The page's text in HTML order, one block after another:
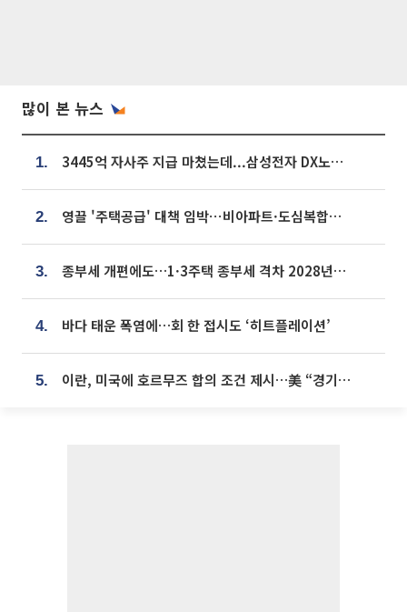
많이 본 뉴스
1. 3445억 자사주 지급 마쳤는데...삼성전자 DX노조, 뒤늦은 '떼쓰기 집회'
2. 영끌 '주택공급' 대책 임박⋯비아파트·도심복합까지 총동원
3. 종부세 개편에도…1·3주택 종부세 격차 2028년부터 확대
4. 바다 태운 폭염에…회 한 접시도 ‘히트플레이션’
5. 이란, 미국에 호르무즈 합의 조건 제시…美 “경기 아직 안 끝나” [종합]